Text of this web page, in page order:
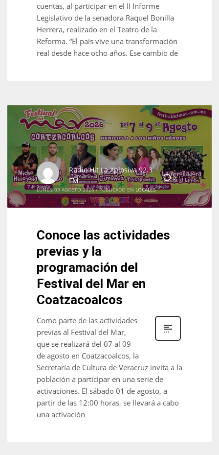
cuentas, al participar en el II Informe
Legislativo de la senadora Raquel Bonilla
Herrera, realizado en el Teatro de la
Reforma. “El país vive una transformación
real desde hace ocho años. Ese cambio de
0
Radio Hit La Xplosiva 92.3
FM
LUNES, 03 AGOSTO 2026 / PUBLICADO EN LOCALES
Conoce las actividades
previas y la
programación del
Festival del Mar en
Coatzacoalcos
Como parte de las actividades
previas al Festival del Mar,
que se realizará del 07 al 09
de agosto en Coatzacoalcos, la
Secretaría de Cultura de Veracruz invita a la
población a participar en una serie de
activaciones. El sábado 01 de agosto, a
partir de las 12:00 horas, se llevará a cabo
una activación